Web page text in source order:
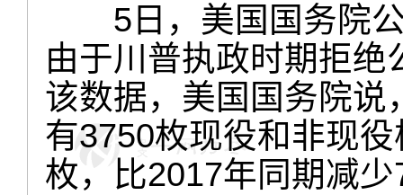
5日，美国国务院公
由于川普执政时期拒
该数据，美国国务院说
有3750枚现役和非现
枚，比2017年同期减